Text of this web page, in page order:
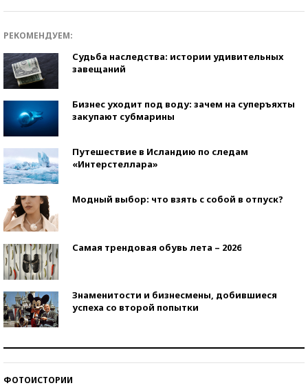
РЕКОМЕНДУЕМ:
Судьба наследства: истории удивительных
завещаний
Бизнес уходит под воду: зачем на суперъяхты
закупают субмарины
Путешествие в Исландию по следам
«Интерстеллара»
Модный выбор: что взять с собой в отпуск?
Самая трендовая обувь лета – 2026
Знаменитости и бизнесмены, добившиеся
успеха со второй попытки
ФОТОИСТОРИИ